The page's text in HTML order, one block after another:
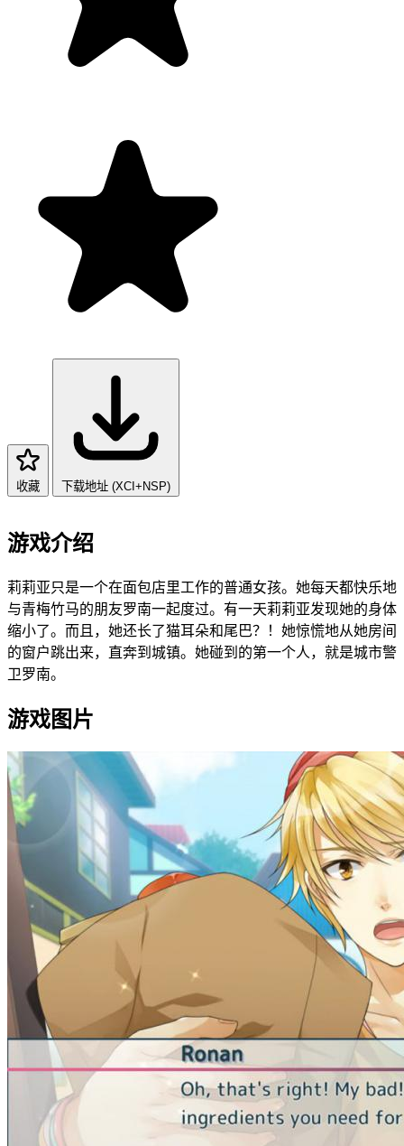
收藏 下载地址 (XCI+NSP)
游戏介绍
莉莉亚只是一个在面包店里工作的普通女孩。她每天都快乐地
与青梅竹马的朋友罗南一起度过。有一天莉莉亚发现她的身体
缩小了。而且，她还长了猫耳朵和尾巴？！她惊慌地从她房间
的窗户跳出来，直奔到城镇。她碰到的第一个人，就是城市警
卫罗南。
游戏图片